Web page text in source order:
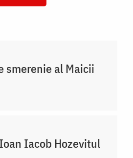
smerenie al Maicii
Iacob Hozevitul